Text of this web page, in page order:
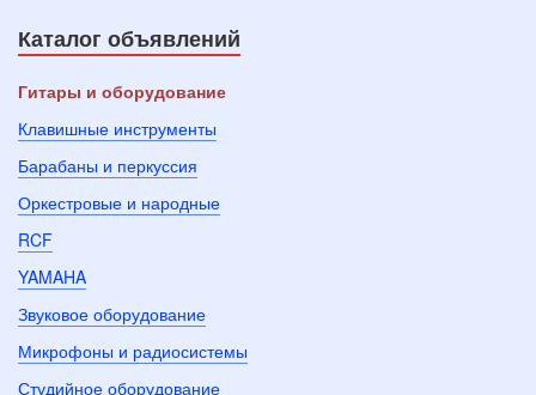
Каталог объявлений
Гитары и оборудование
Клавишные инструменты
Барабаны и перкуссия
Оркестровые и народные
RCF
YAMAHA
Звуковое оборудование
Микрофоны и радиосистемы
Студийное оборудование